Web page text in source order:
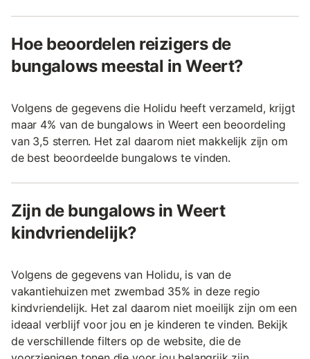
Hoe beoordelen reizigers de
bungalows meestal in Weert?
Volgens de gegevens die Holidu heeft verzameld, krijgt
maar 4% van de bungalows in Weert een beoordeling
van 3,5 sterren. Het zal daarom niet makkelijk zijn om
de best beoordeelde bungalows te vinden.
Zijn de bungalows in Weert
kindvriendelijk?
Volgens de gegevens van Holidu, is van de
vakantiehuizen met zwembad 35% in deze regio
kindvriendelijk. Het zal daarom niet moeilijk zijn om een
ideaal verblijf voor jou en je kinderen te vinden. Bekijk
de verschillende filters op de website, die de